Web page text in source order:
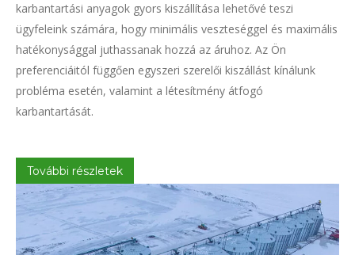
karbantartási anyagok gyors kiszállítása lehetővé teszi
ügyfeleink számára, hogy minimális veszteséggel és maximális
hatékonysággal juthassanak hozzá az áruhoz. Az Ön
preferenciáitól függően egyszeri szerelői kiszállást kínálunk
probléma esetén, valamint a létesítmény átfogó
karbantartását.
További részletek